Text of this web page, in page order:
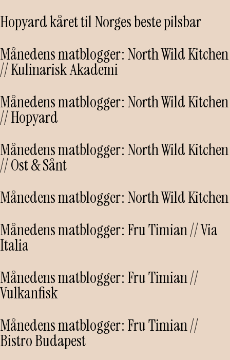
Hopyard kåret til Norges beste pilsbar
Månedens matblogger: North Wild Kitchen
// Kulinarisk Akademi
Månedens matblogger: North Wild Kitchen
// Hopyard
Månedens matblogger: North Wild Kitchen
// Ost & Sånt
Månedens matblogger: North Wild Kitchen
Månedens matblogger: Fru Timian // Via
Italia
Månedens matblogger: Fru Timian //
Vulkanfisk
Månedens matblogger: Fru Timian //
Bistro Budapest